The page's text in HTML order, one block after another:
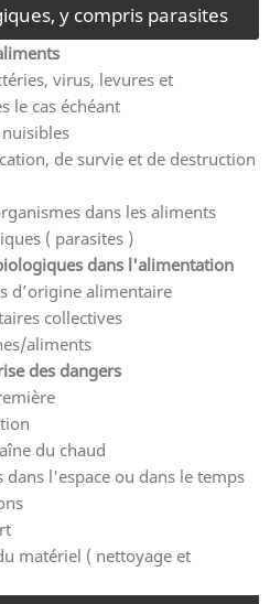
y compris parasites
virus, levures et
le cas échéant
de survie et de destruction
dans les aliments
( parasites )
dans l'alimentation
d’origine alimentaire
collectives
aliments
des dangers
du chaud
dans l'espace ou dans le temps
matériel ( nettoyage et